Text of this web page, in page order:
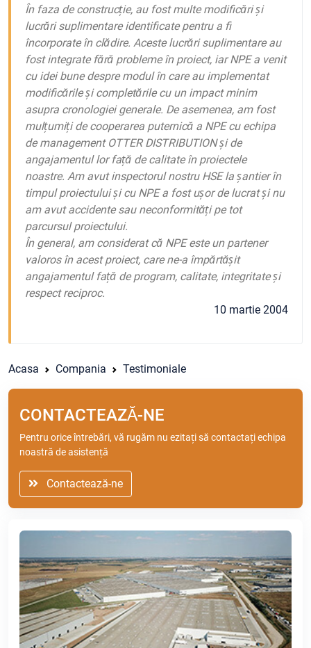
În faza de construcție, au fost multe modificări și
lucrări suplimentare identificate pentru a fi
încorporate în clădire. Aceste lucrări suplimentare au
fost integrate fără probleme în proiect, iar NPE a venit
cu idei bune despre modul în care au implementat
modificările și completările cu un impact minim
asupra cronologiei generale. De asemenea, am fost
mulțumiți de cooperarea puternică a NPE cu echipa
de management OTTER DISTRIBUTION și de
angajamentul lor față de calitate în proiectele
noastre. Am avut inspectorul nostru HSE la șantier în
timpul proiectului și cu NPE a fost ușor de lucrat și nu
am avut accidente sau neconformități pe tot
parcursul proiectului.
În general, am considerat că NPE este un partener
valoros în acest proiect, care ne-a împărtășit
angajamentul față de program, calitate, integritate și
respect reciproc.
10 martie 2004
Acasa Compania Testimoniale
CONTACTEAZĂ-NE
Pentru orice întrebări, vă rugăm nu ezitați să contactați echipa
noastră de asistență
Contactează-ne